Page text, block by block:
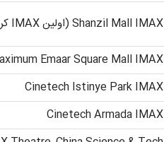
Shanzil Mall IMAX (اولین IMAX کراچی)
Emaar Square Mall IMAX
Cinetech Istinye Park IMAX
Cinetech Armada IMAX